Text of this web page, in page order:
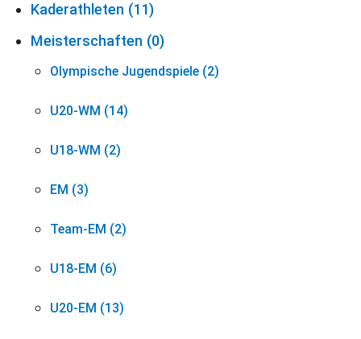
Kaderathleten (11)
Meisterschaften (0)
Olympische Jugendspiele (2)
U20-WM (14)
U18-WM (2)
EM (3)
Team-EM (2)
U18-EM (6)
U20-EM (13)